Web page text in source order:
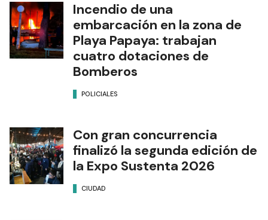
Incendio de una
embarcación en la zona de
Playa Papaya: trabajan
cuatro dotaciones de
Bomberos
POLICIALES
Con gran concurrencia
finalizó la segunda edición de
la Expo Sustenta 2026
CIUDAD